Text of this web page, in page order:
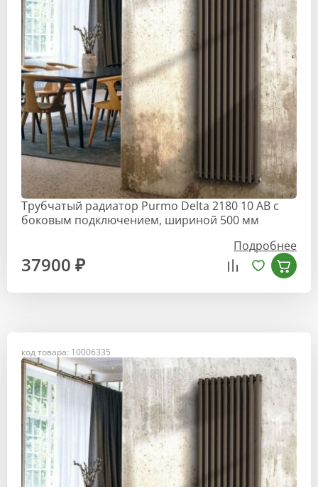
Трубчатый радиатор Purmo Delta 2180 10 AB с
боковым подключением, шириной 500 мм
Подробнее
37900 ₽
код товара: 10006335